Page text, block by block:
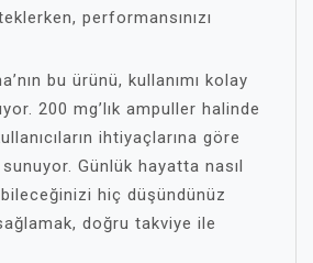
performansınızı
bu ürünü, kullanımı kolay
200 mg’lık ampuller halinde
ihtiyaçlarına göre
Günlük hayatta nasıl
hiç düşündünüz
doğru takviye ile